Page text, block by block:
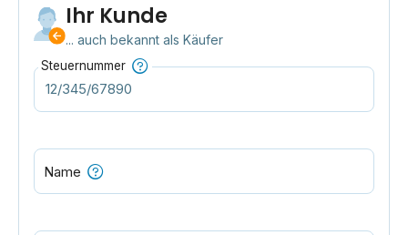
Ihr Kunde
... auch bekannt als Käufer
Steuernummer
Name